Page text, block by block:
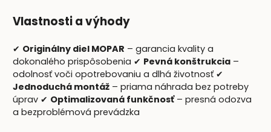
Vlastnosti a výhody
✔ Originálny diel MOPAR – garancia kvality a
dokonalého prispôsobenia ✔ Pevná konštrukcia –
odolnosť voči opotrebovaniu a dlhá životnosť ✔
Jednoduchá montáž – priama náhrada bez potreby
úprav ✔ Optimalizovaná funkčnosť– presná odozva
a bezproblémová prevádzka